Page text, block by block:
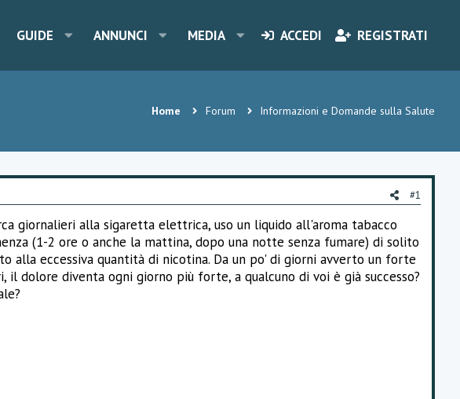
GUIDE ANNUNCI MEDIA ACCEDI REGISTRATI
Home Forum Informazioni e Domande sulla Salute
#1
giornalieri alla sigaretta elettrica, uso un liquido all'aroma tabacco
(1-2 ore o anche la mattina, dopo una notte senza fumare) di solito
alla eccessiva quantità di nicotina. Da un po' di giorni avverto un forte
diventa ogni giorno più forte, a qualcuno di voi è già successo?